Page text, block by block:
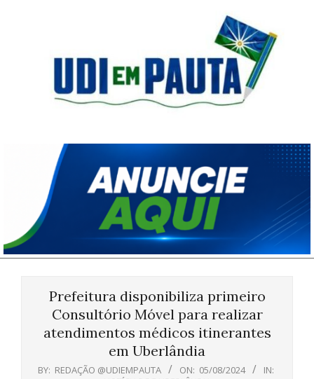
Pauta
Prefeitura disponibiliza primeiro
Consultório Móvel para realizar
atendimentos médicos itinerantes
em Uberlândia
BY: REDAÇÃO @UDIEMPAUTA ON: 05/08/2024
IN: